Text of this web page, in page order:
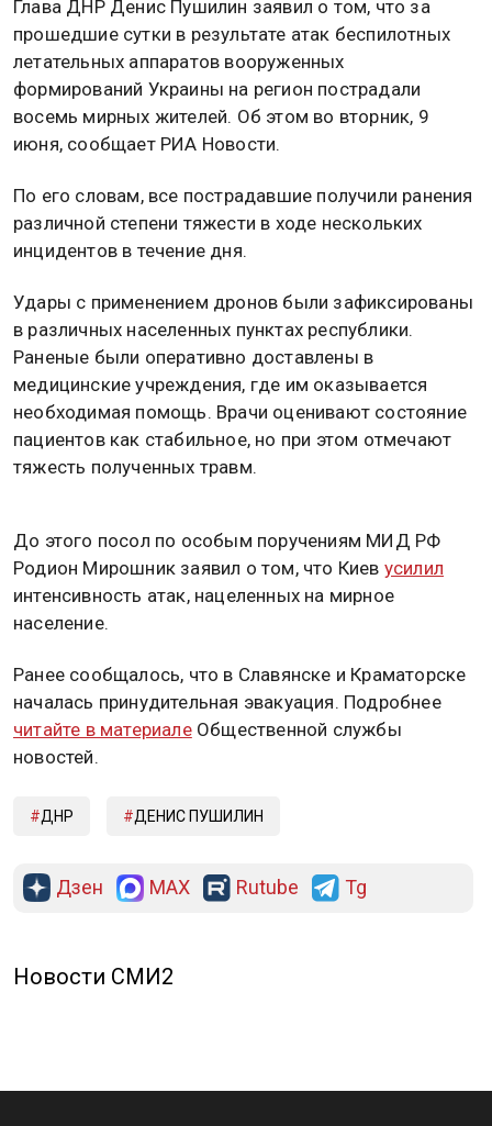
Глава ДНР Денис Пушилин заявил о том, что за
прошедшие сутки в результате атак беспилотных
летательных аппаратов вооруженных
формирований Украины на регион пострадали
восемь мирных жителей. Об этом во вторник, 9
июня, сообщает РИА Новости.
По его словам, все пострадавшие получили ранения
различной степени тяжести в ходе нескольких
инцидентов в течение дня.
Удары с применением дронов были зафиксированы
в различных населенных пунктах республики.
Раненые были оперативно доставлены в
медицинские учреждения, где им оказывается
необходимая помощь. Врачи оценивают состояние
пациентов как стабильное, но при этом отмечают
тяжесть полученных травм.
До этого посол по особым поручениям МИД РФ
Родион Мирошник заявил о том, что Киев усилил
интенсивность атак, нацеленных на мирное
население.
Ранее сообщалось, что в Славянске и Краматорске
началась принудительная эвакуация. Подробнее
читайте в материалеОбщественной службы
новостей.
ДНР ДЕНИС ПУШИЛИН
Дзен MAX Rutube Tg
Новости СМИ2